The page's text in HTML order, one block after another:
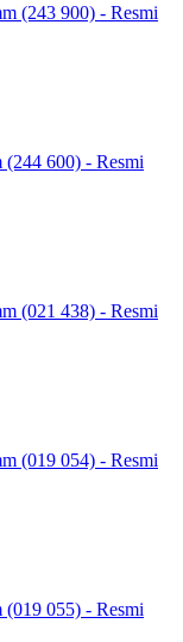
(243 900) - Resmi
(244 600) - Resmi
(021 438) - Resmi
(019 054) - Resmi
(019 055) - Resmi